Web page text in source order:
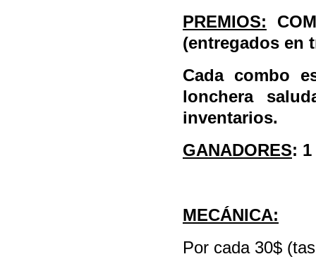
PREMIOS:
(entregados en
Cada combo
lonchera
inventarios.
GANADORES: 1
MECÁNICA:
Por cada 30$